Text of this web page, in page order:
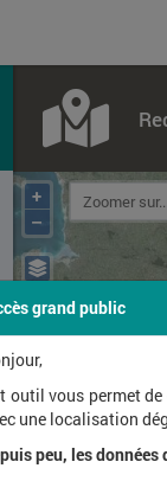
+
–
grand public
outil vous permet
une localisation
peu, les